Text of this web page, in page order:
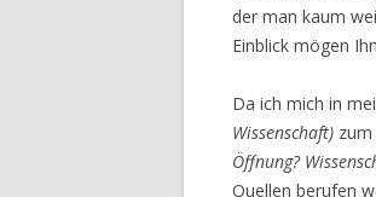
der man kaum
Einblick mögen
Da ich mich in
Wissenschaft)
Öffnung?
Quellen berufen